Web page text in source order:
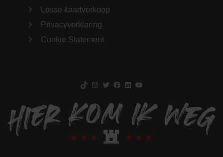
Losse kaartverkoop
Privacyverklaring
Cookie Statement